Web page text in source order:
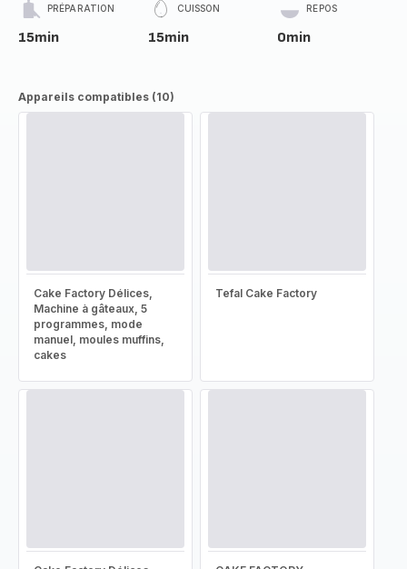
PRÉPARATION
15min
CUISSON
15min
REPOS
0min
Appareils compatibles (10)
Cake Factory Délices,
Machine à gâteaux, 5
programmes, mode
manuel, moules muffins,
cakes
Tefal Cake Factory